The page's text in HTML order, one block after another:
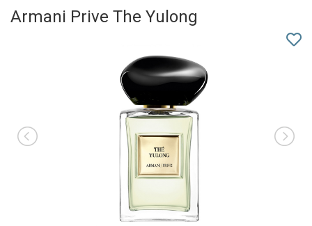
Armani Prive The Yulong